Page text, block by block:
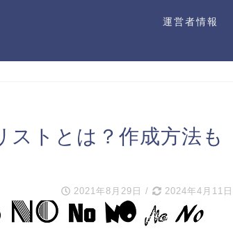
運営者情報
トとは？作成方法も
2021年8月29日 / 2024年4月11日